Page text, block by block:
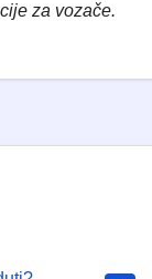
za vozače.